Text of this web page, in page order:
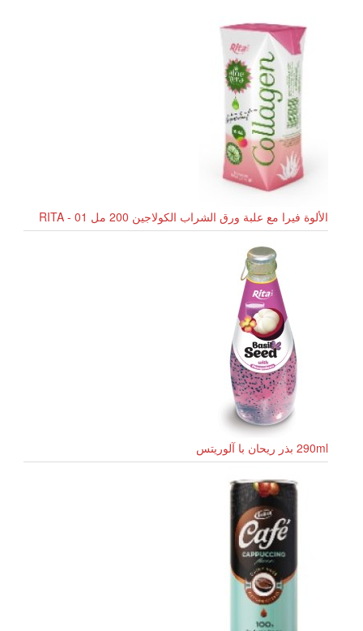
الألوة فيرا مع علبة ورق الشراب الكولاجين 200 مل RITA - 01
290ml بذر ریحان با آلوریتس